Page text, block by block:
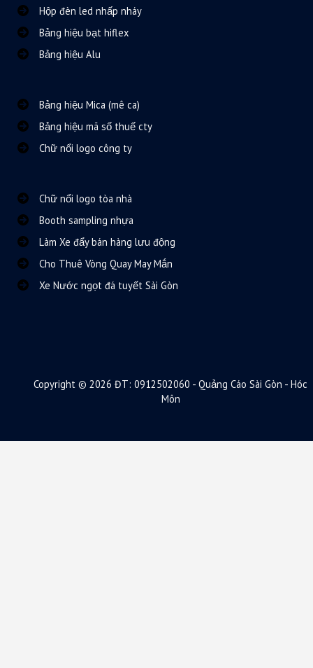
Hộp đèn led nhấp nháy
Bảng hiệu bạt hiflex
Bảng hiệu Alu
Bảng hiệu Mica (mê ca)
Bảng hiệu mã số thuế cty
Chữ nổi logo công ty
Chữ nổi logo tòa nhà
Booth sampling nhựa
Làm Xe đẩy bán hàng lưu động
Cho Thuê Vòng Quay May Mắn
Xe Nước ngọt đá tuyết Sài Gòn
Copyright © 2026 ĐT: 0912502060 - Quảng Cáo Sài Gòn - Hóc
Môn